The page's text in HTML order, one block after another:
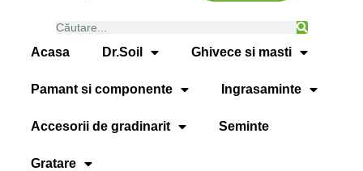
Acasa Dr.Soil Ghivece si masti
Pamant si componente Ingrasaminte
Accesorii de gradinarit Seminte
Gratare